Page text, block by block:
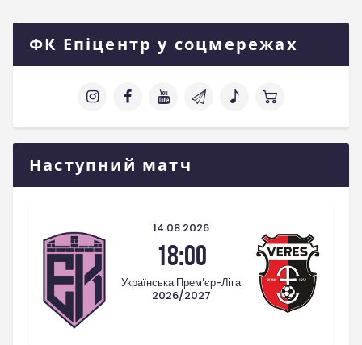
ФК Епіцентр у соцмережах
Наступний матч
14.08.2026
18:00
Українська Прем'єр-Ліга
2026/2027